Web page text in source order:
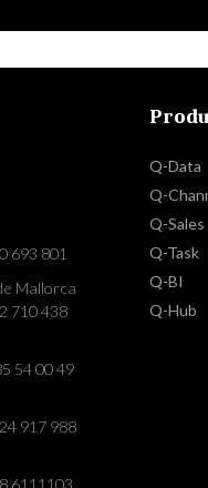
693 801
Mallorca
710 438
54 00 49
917 988
Q-Data
Q-
Q-Sales
Q-Task
Q-BI
Q-Hub